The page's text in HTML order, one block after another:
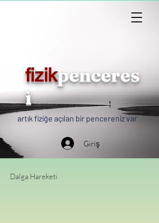
fizikpenceres
i
artık fiziğe açılan bir pencereniz var
Giriş
Dalga Hareketi